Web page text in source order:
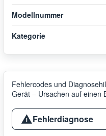
Modellnummer
Kategorie
Fehlercodes und
Gerät – Ursachen auf einen
Fehlerdiagnose